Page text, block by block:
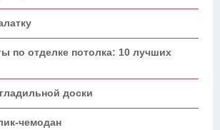
по отделке потолка: 10 лучших
доски
чемодан